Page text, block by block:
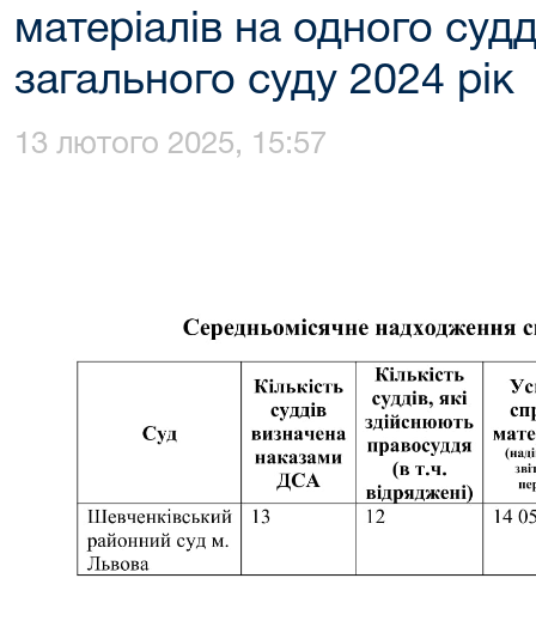
матеріалів на одного
загального суду 2024 рік
13 лютого 2025, 15:57